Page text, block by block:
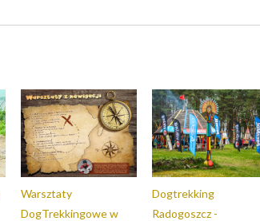
Warsztaty
DogTrekkingowe w
Dogtrekking
Radogoszcz -